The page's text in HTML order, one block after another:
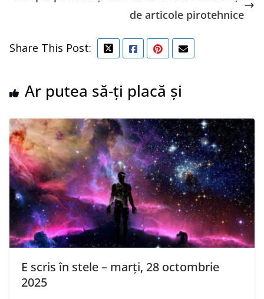
de articole pirotehnice
Share This Post:
Ar putea să-ți placă și
E scris în stele – marți, 28 octombrie
2025